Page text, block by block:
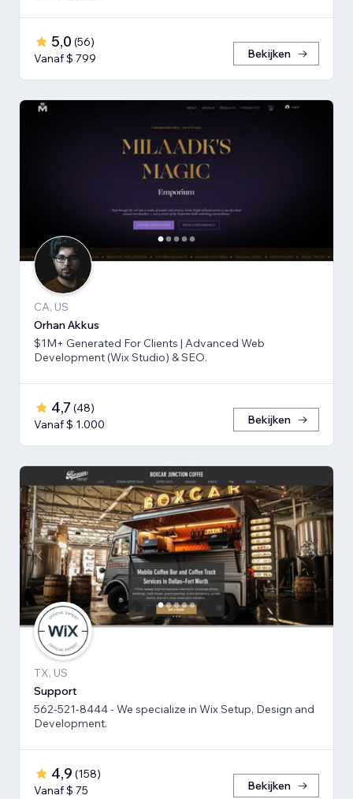
5,0 (56)
Vanaf $ 799
Bekijken
CA, US
Orhan Akkus
$1M+ Generated For Clients | Advanced Web
Development (Wix Studio) & SEO.
4,7 (48)
Vanaf $ 1.000
Bekijken
TX, US
Support
562-521-8444 - We specialize in Wix Setup, Design and
Development.
4,9 (158)
Vanaf $ 75
Bekijken